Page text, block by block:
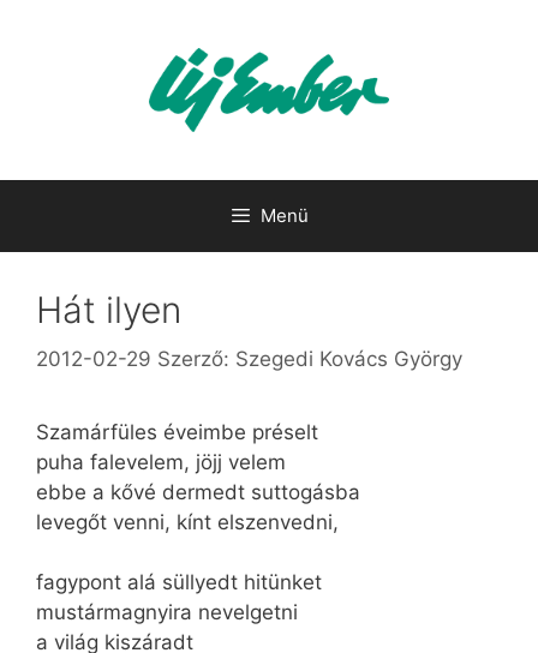
Menü
Hát ilyen
2012-02-29 Szerző: Szegedi Kovács György
Szamárfüles éveimbe préselt
puha falevelem, jöjj velem
ebbe a kővé dermedt suttogásba
levegőt venni, kínt elszenvedni,
fagypont alá süllyedt hitünket
mustármagnyira nevelgetni
a világ kiszáradt